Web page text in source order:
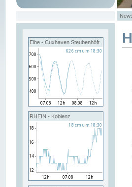
Elbe - Cuxhaven Steubenhöft
RHEIN - Koblenz